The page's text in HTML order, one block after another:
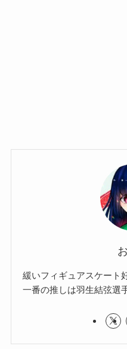
緩いフィギュアスケート
一番の推しは羽生結弦選